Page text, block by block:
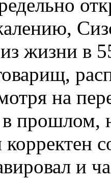
жизни в
на
прошлом,
и